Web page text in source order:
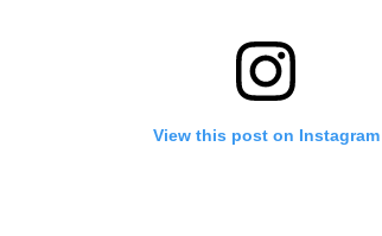
View this post on Instagram